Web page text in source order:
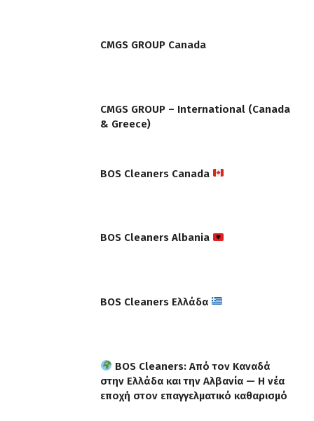
CMGS GROUP Canada
CMGS GROUP – International (Canada
& Greece)
BOS Cleaners Canada
BOS Cleaners Albania
BOS Cleaners Ελλάδα
BOS Cleaners: Από τον Καναδά
στην Ελλάδα και την Αλβανία — Η νέα
εποχή στον επαγγελματικό καθαρισμό